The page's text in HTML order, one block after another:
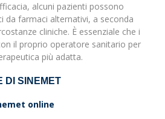
alcuni pazienti possono
da farmaci alternativi, a seconda
cliniche. È essenziale che i
il proprio operatore sanitario per
più adatta.
DI SINEMET
online